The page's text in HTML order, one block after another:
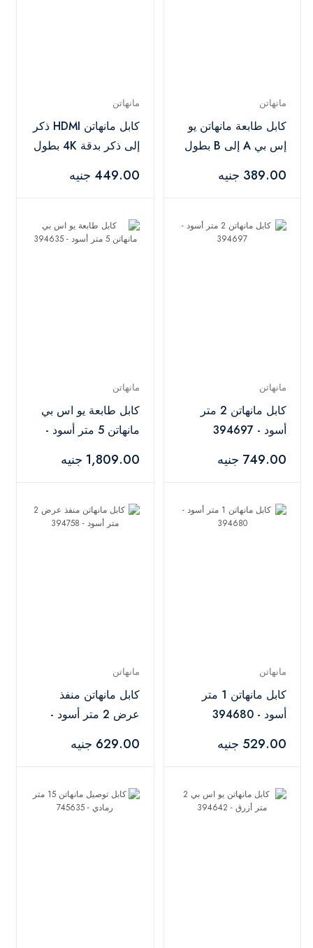
مانهاتن
كابل طابعة مانهاتن يو
إس بي A إلى B بطول
389.00 جنيه
مانهاتن
كابل مانهاتن HDMI ذكر
إلى ذكر بدقة 4K بطول
449.00 جنيه
مانهاتن
كابل مانهاتن 2 متر
أسود - 394697
749.00 جنيه
مانهاتن
كابل طابعة يو اس بي
مانهاتن 5 متر أسود -
1,809.00 جنيه
مانهاتن
كابل مانهاتن 1 متر
أسود - 394680
529.00 جنيه
مانهاتن
كابل مانهاتن منفذ
عرض 2 متر أسود -
629.00 جنيه